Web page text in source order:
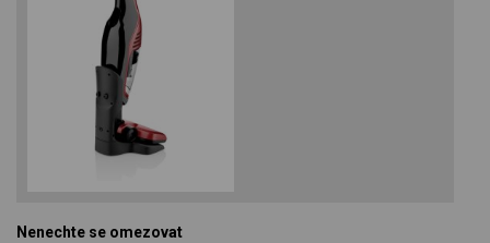
Nenechte se omezovat